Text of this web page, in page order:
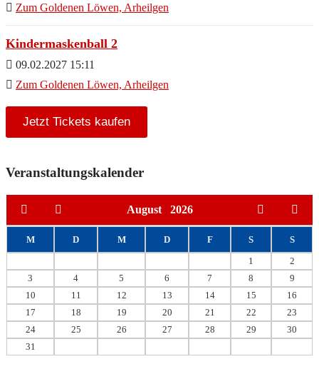
Zum Goldenen Löwen, Arheilgen
Kindermaskenball 2
09.02.2027 15:11
Zum Goldenen Löwen, Arheilgen
Jetzt Tickets kaufen
Veranstaltungskalender
August 2026
M D M D F S
S
1
2
3
4 5 6 7 8
9
10
11 12 13 14 15
16
17
18 19 20 21 22
23
24
25 26 27 28 29
30
31